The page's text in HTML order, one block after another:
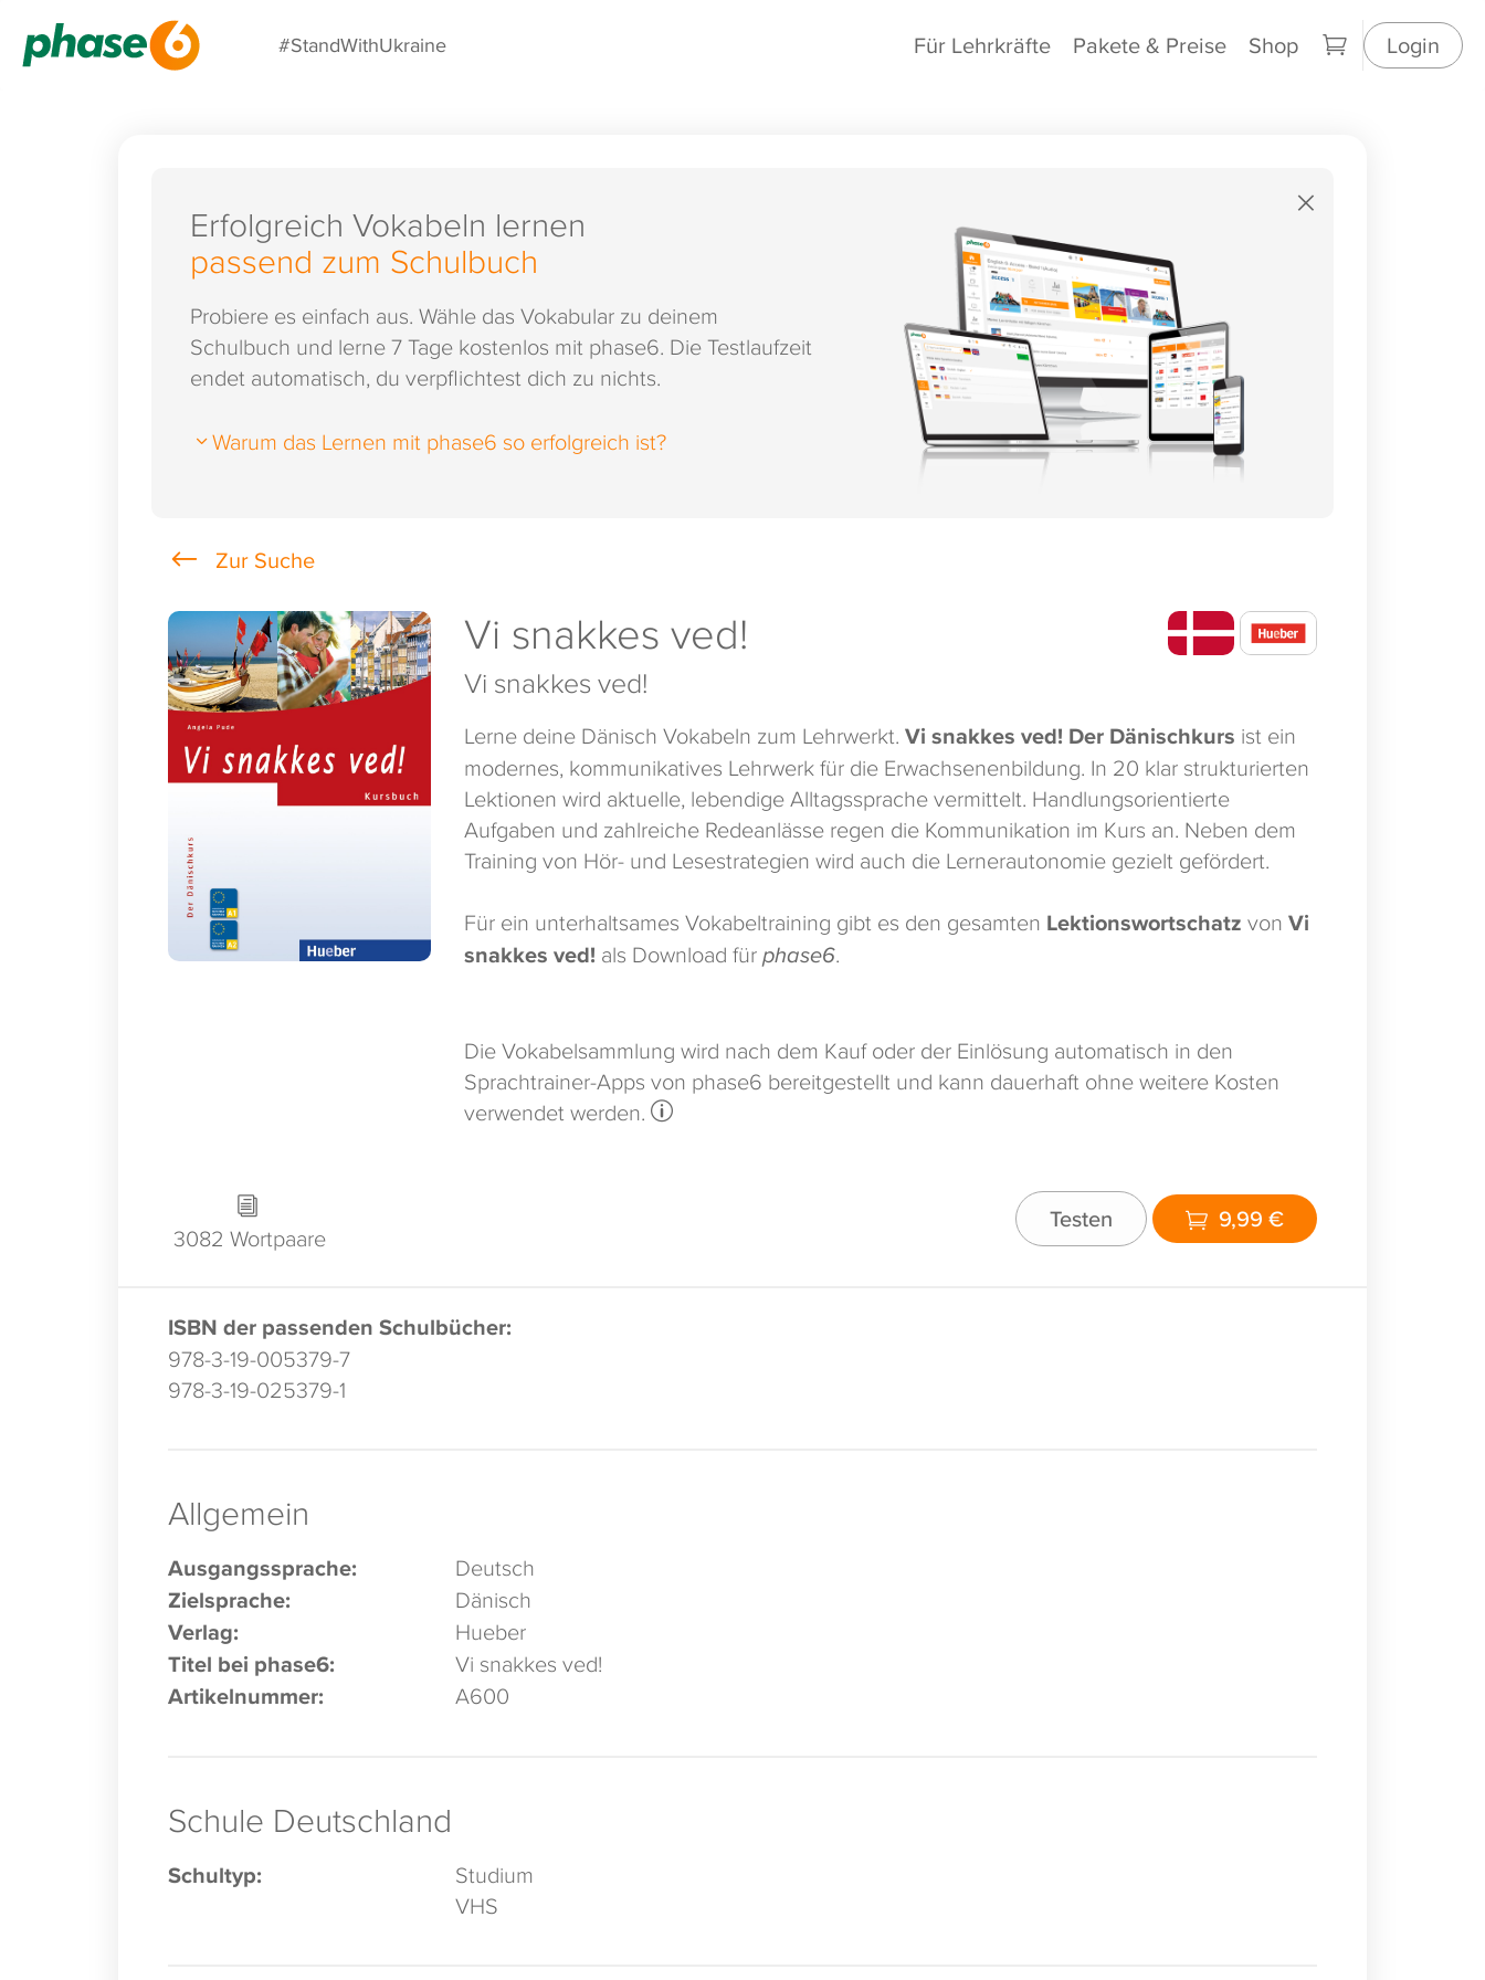
#StandWithUkraine Für Lehrkräfte Pakete & Preise Shop Login
×
Erfolgreich Vokabeln lernen
passend zum Schulbuch
Probiere es einfach aus. Wähle das Vokabular zu deinem
Schulbuch und lerne 7 Tage kostenlos mit phase6. Die Testlaufzeit
endet automatisch, du verpflichtest dich zu nichts.
Warum das Lernen mit phase6 so erfolgreich ist?
Vi snakkes ved!
Vi snakkes ved!
Lerne deine Dänisch Vokabeln zum Lehrwerkt. Vi snakkes ved! Der Dänischkurs ist ein
modernes, kommunikatives Lehrwerk für die Erwachsenenbildung. In 20 klar strukturierten
Lektionen wird aktuelle, lebendige Alltagssprache vermittelt. Handlungsorientierte
Aufgaben und zahlreiche Redeanlässe regen die Kommunikation im Kurs an. Neben dem
Training von Hör- und Lesestrategien wird auch die Lernerautonomie gezielt gefördert.
Für ein unterhaltsames Vokabeltraining gibt es den gesamten Lektionswortschatz von Vi
snakkes ved! als Download fürphase6.
Die Vokabelsammlung wird nach dem Kauf oder der Einlösung automatisch in den
Sprachtrainer-Apps von phase6 bereitgestellt und kann dauerhaft ohne weitere Kosten
verwendet werden.
3082 Wortpaare
Testen 9,99 €
ISBN der passenden Schulbücher:
978-3-19-005379-7
978-3-19-025379-1
Allgemein
Ausgangssprache: Deutsch
Zielsprache: Dänisch
Verlag: Hueber
Titel bei phase6: Vi snakkes ved!
Artikelnummer: A600
Schule Deutschland
Schultyp:
Studium
VHS